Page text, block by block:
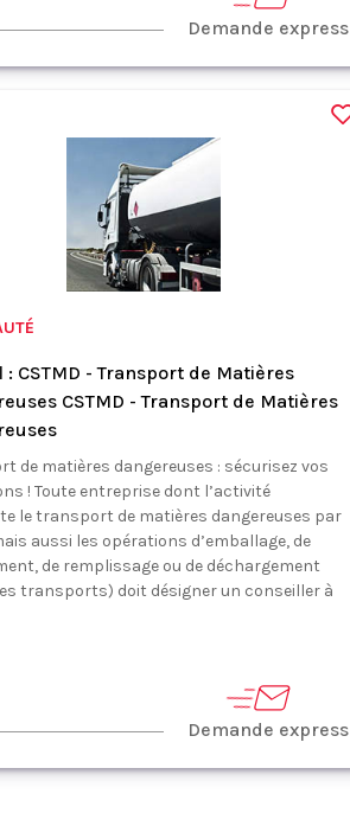
Demande express
: CSTMD - Transport de Matières
CSTMD - Transport de Matières
de matières dangereuses : sécurisez vos
! Toute entreprise dont l’activité
le transport de matières dangereuses par
aussi les opérations d’emballage, de
de remplissage ou de déchargement
transports) doit désigner un conseiller à
Demande express